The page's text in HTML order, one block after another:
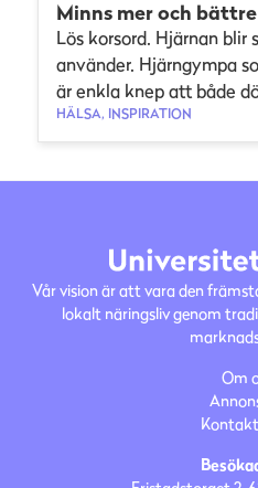
Minns mer och bättre
Lös korsord. Hjärnan blir
använder. Hjärngympa
är enkla knep att både
HÄLSA, INSPIRATION
Vår vision är att vara den
lokalt näringsliv genom
Om